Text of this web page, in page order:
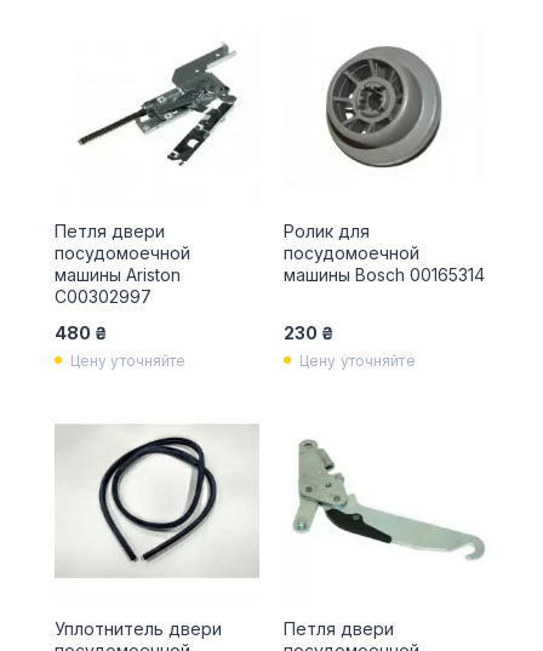
Петля двери
посудомоечной
машины Ariston
C00302997
480 ₴
Цену уточняйте
Ролик для
посудомоечной
машины Bosch 00165314
230 ₴
Цену уточняйте
Уплотнитель двери
Петля двери